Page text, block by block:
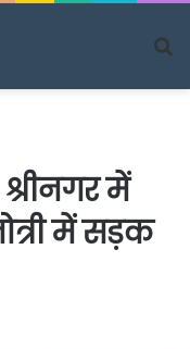
श्रीनगर में
में सड़क